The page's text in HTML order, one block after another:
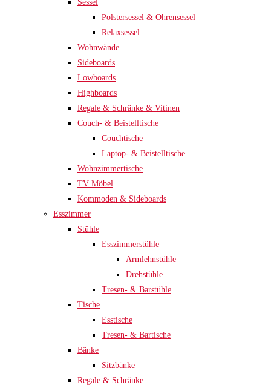
Sessel
Polstersessel & Ohrensessel
Relaxsessel
Wohnwände
Sideboards
Lowboards
Highboards
Regale & Schränke & Vitinen
Couch- & Beistelltische
Couchtische
Laptop- & Beistelltische
Wohnzimmertische
TV Möbel
Kommoden & Sideboards
Esszimmer
Stühle
Esszimmerstühle
Armlehnstühle
Drehstühle
Tresen- & Barstühle
Tische
Esstische
Tresen- & Bartische
Bänke
Sitzbänke
Regale & Schränke